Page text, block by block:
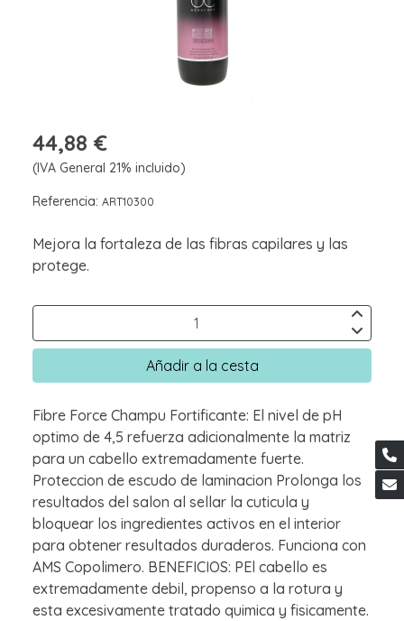
44,88 €
(IVA General 21% incluido)
Referencia: ART10300
Mejora la fortaleza de las fibras capilares y las
protege.
Añadir a la cesta
Fibre Force Champu Fortificante: El nivel de pH
optimo de 4,5 refuerza adicionalmente la matriz
para un cabello extremadamente fuerte.
Proteccion de escudo de laminacion Prolonga los
resultados del salon al sellar la cuticula y
bloquear los ingredientes activos en el interior
para obtener resultados duraderos. Funciona con
AMS Copolimero. BENEFICIOS: PEl cabello es
extremadamente debil, propenso a la rotura y
esta excesivamente tratado quimica y fisicamente.